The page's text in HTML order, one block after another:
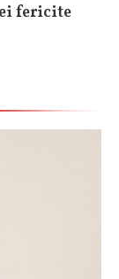
fericite